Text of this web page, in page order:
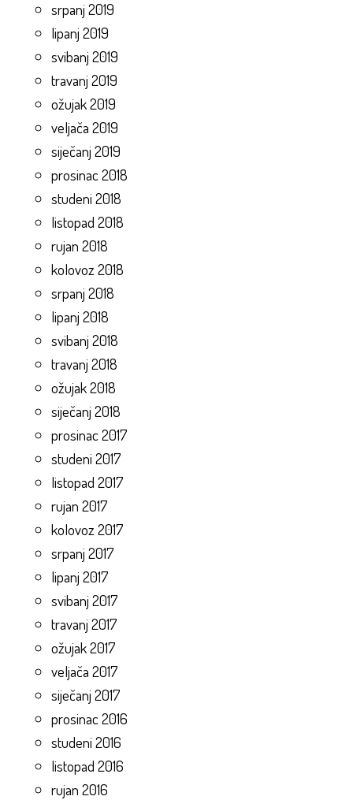
srpanj 2019
lipanj 2019
svibanj 2019
travanj 2019
ožujak 2019
veljača 2019
siječanj 2019
prosinac 2018
studeni 2018
listopad 2018
rujan 2018
kolovoz 2018
srpanj 2018
lipanj 2018
svibanj 2018
travanj 2018
ožujak 2018
siječanj 2018
prosinac 2017
studeni 2017
listopad 2017
rujan 2017
kolovoz 2017
srpanj 2017
lipanj 2017
svibanj 2017
travanj 2017
ožujak 2017
veljača 2017
siječanj 2017
prosinac 2016
studeni 2016
listopad 2016
rujan 2016